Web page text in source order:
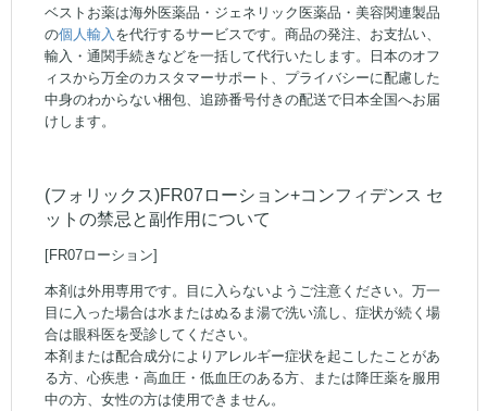
ベストお薬は海外医薬品・ジェネリック医薬品・美容関連製品
の個人輸入を代行するサービスです。商品の発注、お支払い、
輸入・通関手続きなどを一括して代行いたします。日本のオフ
ィスから万全のカスタマーサポート、プライバシーに配慮した
中身のわからない梱包、追跡番号付きの配送で日本全国へお届
けします。
(フォリックス)FR07ローション+コンフィデンス セ
ットの禁忌と副作用について
[FR07ローション]
本剤は外用専用です。目に入らないようご注意ください。万一
目に入った場合は水またはぬるま湯で洗い流し、症状が続く場
合は眼科医を受診してください。
本剤または配合成分によりアレルギー症状を起こしたことがあ
る方、心疾患・高血圧・低血圧のある方、または降圧薬を服用
中の方、女性の方は使用できません。